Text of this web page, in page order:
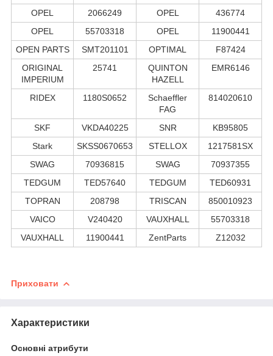
OPEL
2066249 OPEL
436774
OPEL
55703318 OPEL
11900441
OPEN PARTS
SMT201101 OPTIMAL
F87424
ORIGINAL
IMPERIUM
25741
QUINTON
HAZELL
EMR6146
RIDEX 1180S0652
Schaeffler
FAG
814020610
SKF VKDA40225 SNR
KB95805
Stark
SKSS0670653 STELLOX
1217581SX
SWAG
70936815 SWAG
70937355
TEDGUM
TED57640 TEDGUM
TED60931
TOPRAN
208798 TRISCAN
850010923
VAICO
V240420 VAUXHALL
55703318
VAUXHALL
11900441 ZentParts Z12032
Приховати
Характеристики
Основні атрибути